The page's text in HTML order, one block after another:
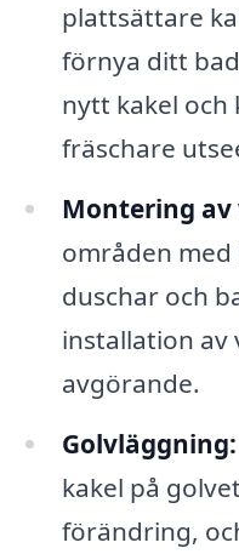
plattsättare
förnya ditt
nytt kakel och
fräschare
Montering
områden
duschar och
installation
avgörande.
Golvläggning:
kakel på
förändring,